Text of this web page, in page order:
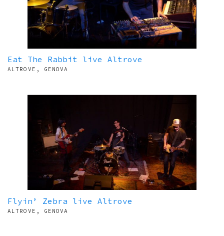
Eat The Rabbit live Altrove
ALTROVE, GENOVA
Flyin’ Zebra live Altrove
ALTROVE, GENOVA